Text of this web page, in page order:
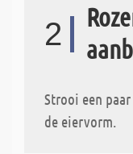
2
Strooi een paar
de eiervorm.